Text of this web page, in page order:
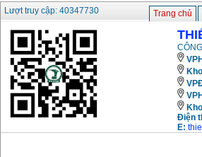
Lượt truy cập: 40347730
Trang chủ
Kho
Điện
E: